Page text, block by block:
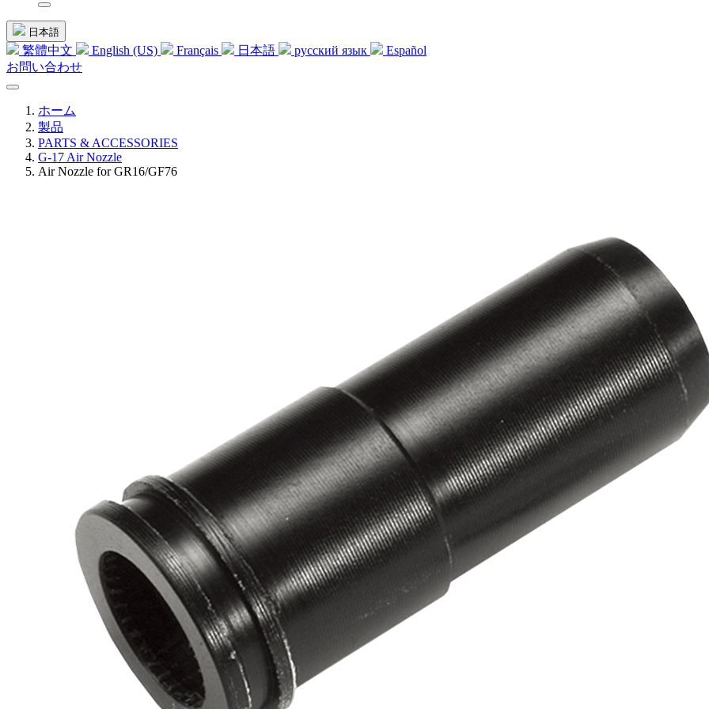
日本語
繁體中文 English (US) Français 日本語 русский язык
Español
お問い合わせ
ホーム
製品
PARTS & ACCESSORIES
G-17 Air Nozzle
Air Nozzle for GR16/GF76